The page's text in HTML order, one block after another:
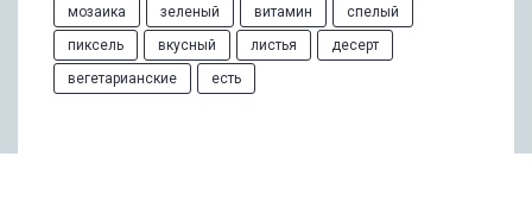
мозаика
зеленый витамин
спелый
пиксель
вкусный листья
десерт
вегетарианские
есть